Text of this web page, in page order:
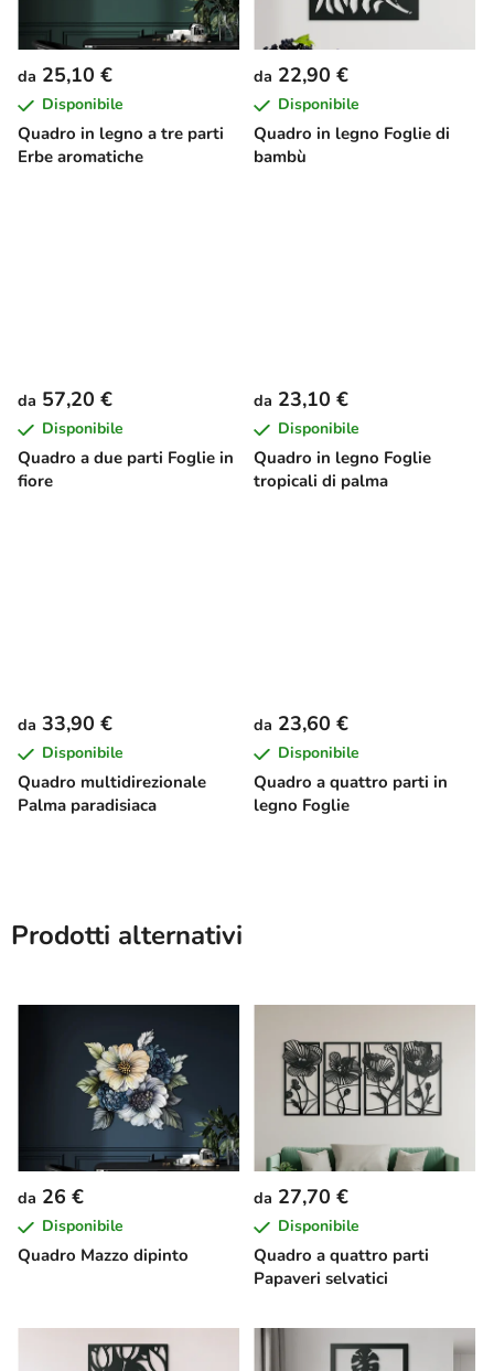
Quadro in legno a tre parti
Erbe aromatiche
da 25,10 €
Disponibile
Quadro in legno Foglie di
bambù
da 22,90 €
Disponibile
Quadro a due parti Foglie in
fiore
da 57,20 €
Disponibile
Quadro in legno Foglie
tropicali di palma
da 23,10 €
Disponibile
Quadro multidirezionale
Palma paradisiaca
da 33,90 €
Disponibile
Quadro a quattro parti in
legno Foglie
da 23,60 €
Disponibile
Prodotti alternativi
Quadro Mazzo dipinto
da 26 €
Disponibile
Quadro a quattro parti
Papaveri selvatici
da 27,70 €
Disponibile